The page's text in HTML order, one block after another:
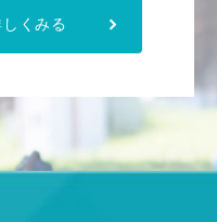
くみる